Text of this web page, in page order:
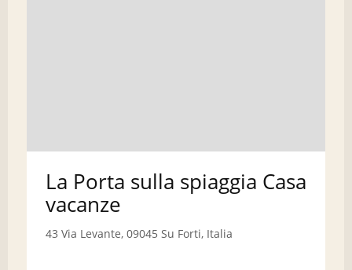
La Porta sulla spiaggia Casa
vacanze
43 Via Levante, 09045 Su Forti, Italia